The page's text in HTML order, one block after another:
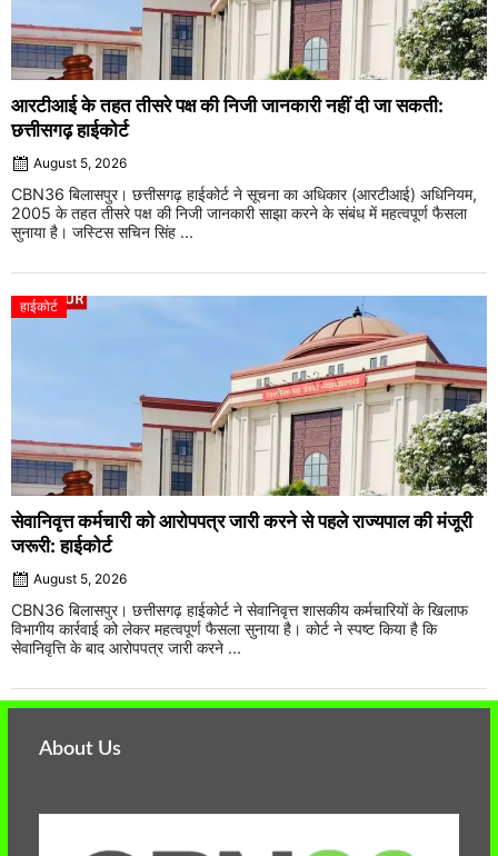
आरटीआई के तहत तीसरे पक्ष की निजी जानकारी नहीं दी जा सकती:
छत्तीसगढ़ हाईकोर्ट
August 5, 2026
CBN36 बिलासपुर। छत्तीसगढ़ हाईकोर्ट ने सूचना का अधिकार (आरटीआई) अधिनियम,
2005 के तहत तीसरे पक्ष की निजी जानकारी साझा करने के संबंध में महत्वपूर्ण फैसला
सुनाया है। जस्टिस सचिन सिंह ...
हाईकोर्ट
सेवानिवृत्त कर्मचारी को आरोपपत्र जारी करने से पहले राज्यपाल की मंजूरी
जरूरी: हाईकोर्ट
August 5, 2026
CBN36 बिलासपुर। छत्तीसगढ़ हाईकोर्ट ने सेवानिवृत्त शासकीय कर्मचारियों के खिलाफ
विभागीय कार्रवाई को लेकर महत्वपूर्ण फैसला सुनाया है। कोर्ट ने स्पष्ट किया है कि
सेवानिवृत्ति के बाद आरोपपत्र जारी करने ...
About Us